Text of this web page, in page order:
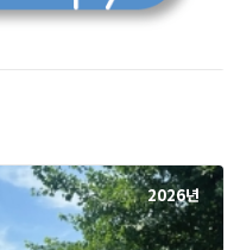
2026년